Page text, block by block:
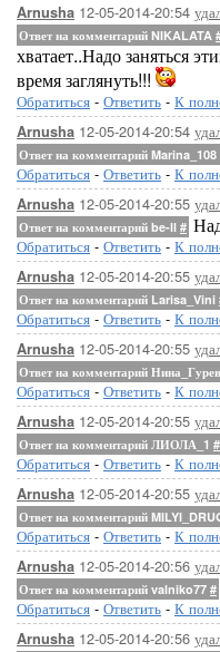
Arnusha 12-05-2014-20:54
Ответ на комментарий NIKALATA
хватает..Надо заняться
время заглянуть!!!
Обратиться - Ответить - К
Arnusha 12-05-2014-20:54
Ответ на комментарий Marina_108
Обратиться - Ответить - К
Arnusha 12-05-2014-20:55
Ответ на комментарий be-ll #
Обратиться - Ответить - К
Arnusha 12-05-2014-20:55
Ответ на комментарий Larisa_Vini
Обратиться - Ответить - К
Arnusha 12-05-2014-20:55
Ответ на комментарий
Обратиться - Ответить - К
Arnusha 12-05-2014-20:55
Ответ на комментарий ЛИОЛА_1 #
Обратиться - Ответить - К
Arnusha 12-05-2014-20:55
Ответ на комментарий
Обратиться - Ответить - К
Arnusha 12-05-2014-20:56
Ответ на комментарий valniko77 #
Обратиться - Ответить - К
Arnusha 12-05-2014-20:56